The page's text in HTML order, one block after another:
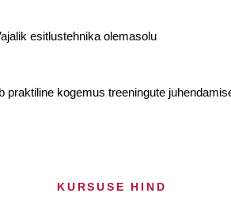
esitlustehnika olemasolu
kogemus treeningute
KURSUSE HIND